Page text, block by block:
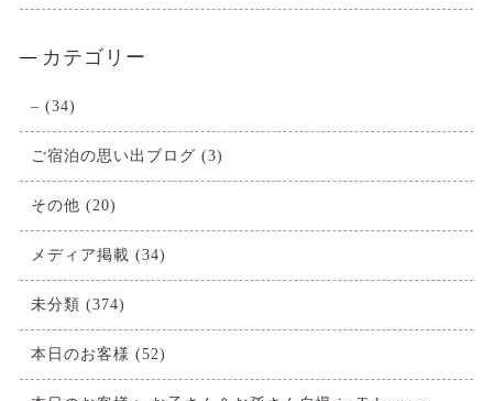
カテゴリー
– (34)
ご宿泊の思い出ブログ (3)
その他 (20)
メディア掲載 (34)
未分類 (374)
本日のお客様 (52)